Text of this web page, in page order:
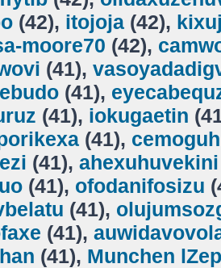
(42), itojoja (42),
moore70 (42),
(41),
(41),
(41), iokugaetin
(41), cemoguh
(41), ahexuhuvekini
(41), ofodanifosizu
(41),
(41),
(41), Munchen lZep